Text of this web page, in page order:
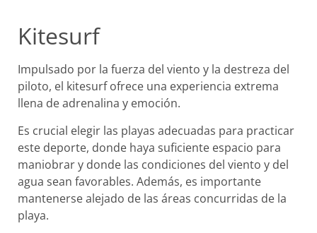
Kitesurf
Impulsado por la fuerza del viento y la destreza del
piloto, el kitesurf ofrece una experiencia extrema
llena de adrenalina y emoción.
Es crucial elegir las playas adecuadas para practicar
este deporte, donde haya suficiente espacio para
maniobrar y donde las condiciones del viento y del
agua sean favorables. Además, es importante
mantenerse alejado de las áreas concurridas de la
playa.